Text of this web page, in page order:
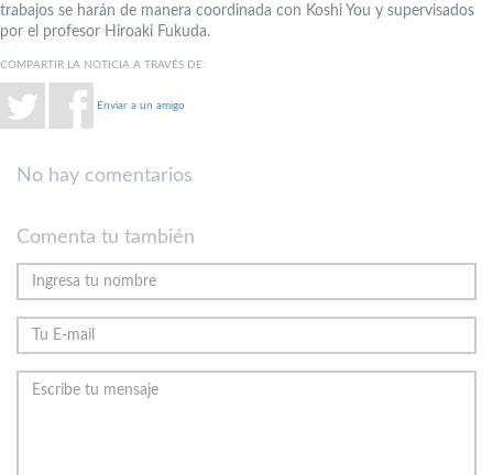
trabajos se harán de manera coordinada con Koshi You y supervisados
por el profesor Hiroaki Fukuda.
COMPARTIR LA NOTICIA A TRAVÉS DE:
Enviar a un amigo
No hay comentarios
Comenta tu también